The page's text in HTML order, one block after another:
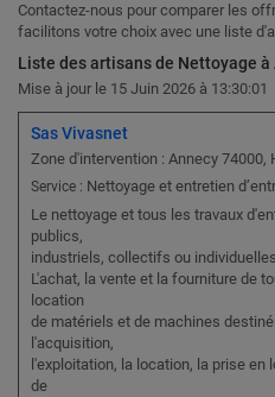
Contactez-nous pour comparer les
facilitons votre choix avec une liste
Liste des artisans de Nettoyage à
Mise à jour le 15 Juin 2026 à 13:30:01
Sas Vivasnet
Zone d'intervention : Annecy 74000,
Service : Nettoyage et entretien
Le nettoyage et tous les travaux
publics,
industriels, collectifs ou
L'achat, la vente et la fourniture de
location
de matériels et de machines
l'acquisition,
l'exploitation, la location, la prise
de